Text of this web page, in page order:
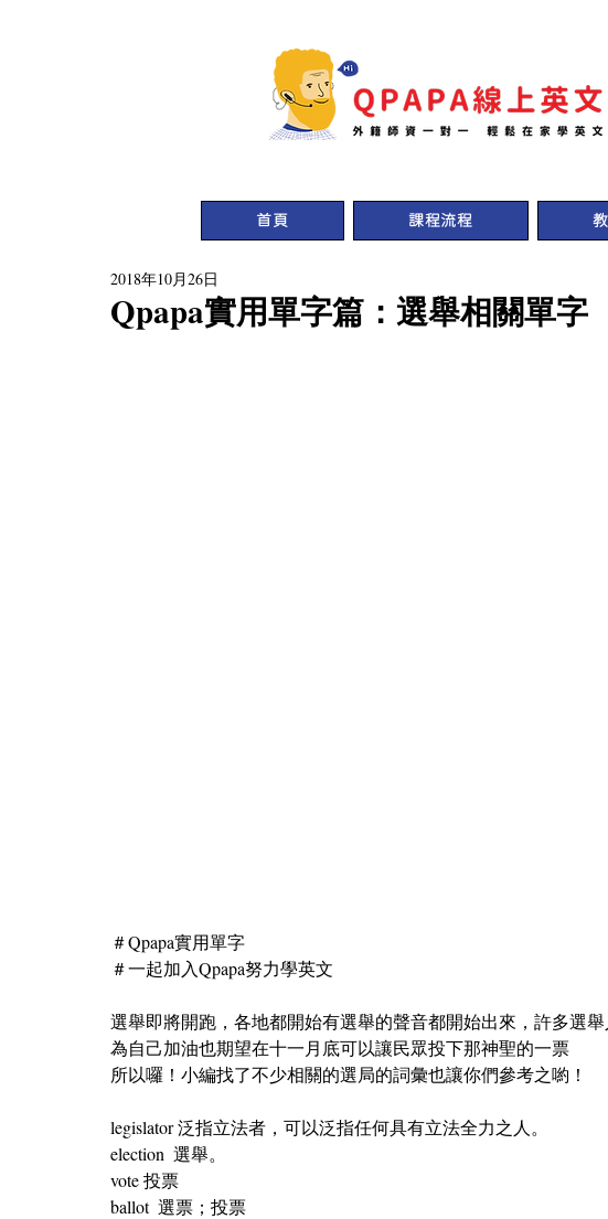
首頁 課程流程
Qpapa實用單字篇：選舉相關單字
2018年10月26日
＃Qpapa實用單字
＃一起加入Qpapa努力學英文
選舉即將開跑，各地都開始有選舉的聲音都開始出來，許多選
為自己加油也期望在十一月底可以讓民眾投下那神聖的一票
所以囉！小編找了不少相關的選局的詞彙也讓你們參考之喲！
legislator 泛指立法者，可以泛指任何具有立法全力之人。
election  選舉。
vote 投票
ballot  選票；投票